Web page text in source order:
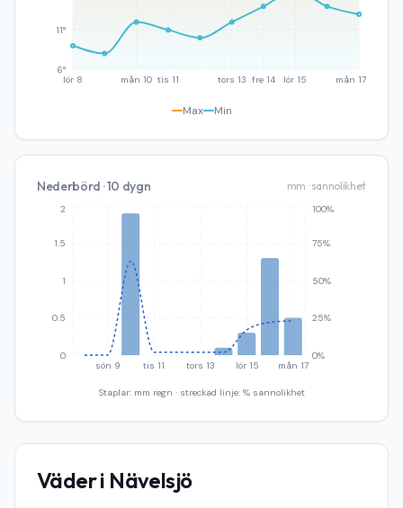
lör 8 mån 10 tis 11 tors 13 fre 14 lör 15 mån 17
6°
11°
Max Min
Nederbörd · 10 dygn mm · sannolikhet
sön 9 tis 11 tors 13 lör 15 mån 17
0
0.5
1
1.5
2
0%
25%
50%
75%
100%
Staplar: mm regn · streckad linje: % sannolikhet
Väder i Nävelsjö